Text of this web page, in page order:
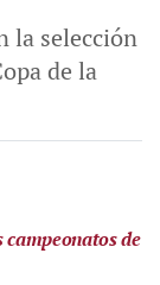
la selección
de la
de